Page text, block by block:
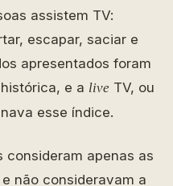
assistem TV:
escapar, saciar e
apresentados foram
e a live TV, ou
esse índice.
consideram apenas as
não consideravam a